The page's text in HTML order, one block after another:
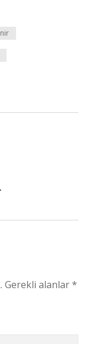
Gerekli alanlar*